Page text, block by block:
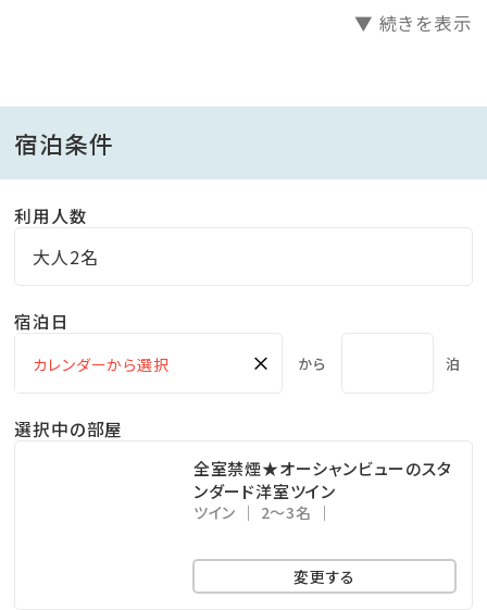
びなご南蛮など小鉢の乗ったプレートはお一人様ずつ
※営業時間 7時～9時
※夕朝ともに写真は一例です。旬の食材を使用いたしま
すので内容が異なる場合がございます。
塩化物泉 指宿温泉は保湿を感じる2つの成分、メタケ
イ酸とカルシウムイオンの含有量が全国でも上位。美肌
源泉かけ流し絶景露天風呂からの壮大な景色、明るい
時間にもぜひご堪能ください。
※営業時間 15時～24時・5時～9時
湯上りの休憩やお風呂の待ち合わせ等にご利用頂ける
お部屋「くつろぎ処」には、
黒豆茶やお菓子もご用意しております。
▼ 続きを表示
宿泊条件
利用人数
大人2名
宿泊日
× から 泊
選択中の部屋
全室禁煙★オーシャンビューのスタ
ンダード洋室ツイン
ツイン 2～3名
変更する